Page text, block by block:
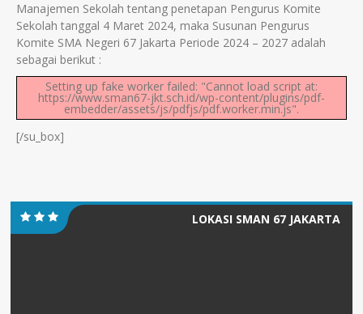
Manajemen Sekolah tentang penetapan Pengurus Komite
Sekolah tanggal 4 Maret 2024, maka Susunan Pengurus
Komite SMA Negeri 67 Jakarta Periode 2024 – 2027 adalah
sebagai berikut :
Setting up fake worker failed: "Cannot load script at:
https://www.sman67-jkt.sch.id/wp-content/plugins/pdf-
embedder/assets/js/pdfjs/pdf.worker.min.js".
[/su_box]
LOKASI SMAN 67 JAKARTA